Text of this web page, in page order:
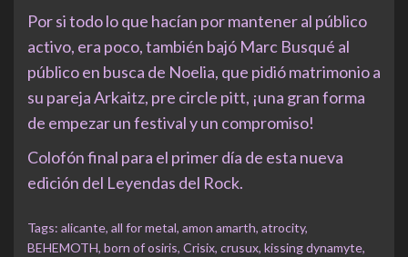
Por si todo lo que hacían por mantener al público
activo, era poco, también bajó Marc Busqué al
público en busca de Noelia, que pidió matrimonio a
su pareja Arkaitz, pre circle pitt, ¡una gran forma
de empezar un festival y un compromiso!
Colofón final para el primer día de esta nueva
edición del Leyendas del Rock.
Tags: alicante, all for metal, amon amarth, atrocity,
BEHEMOTH, born of osiris, Crisix, crusux, kissing dynamyte,